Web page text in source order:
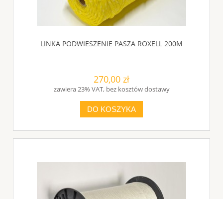
LINKA PODWIESZENIE PASZA ROXELL 200M
270,00 zł
zawiera 23% VAT, bez kosztów dostawy
DO KOSZYKA